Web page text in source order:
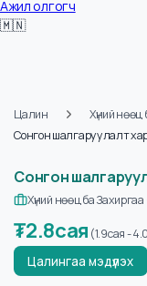
Талент
Ажил олгогч
Цалин Хүний
Сонгон
Хүний нөөц ба
₮ 2.8сая(1.9сая-